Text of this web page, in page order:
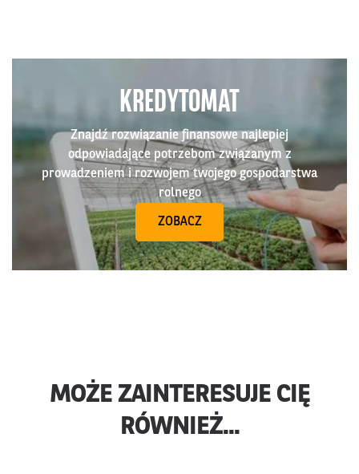
KREDYTOMAT
Znajdź rozwiązanie finansowe najlepiej
odpowiadające potrzebom związanym z
prowadzeniem i rozwojem twojego gospodarstwa
rolnego
ZOBACZ
MOŻE ZAINTERESUJE CIĘ
RÓWNIEŻ...